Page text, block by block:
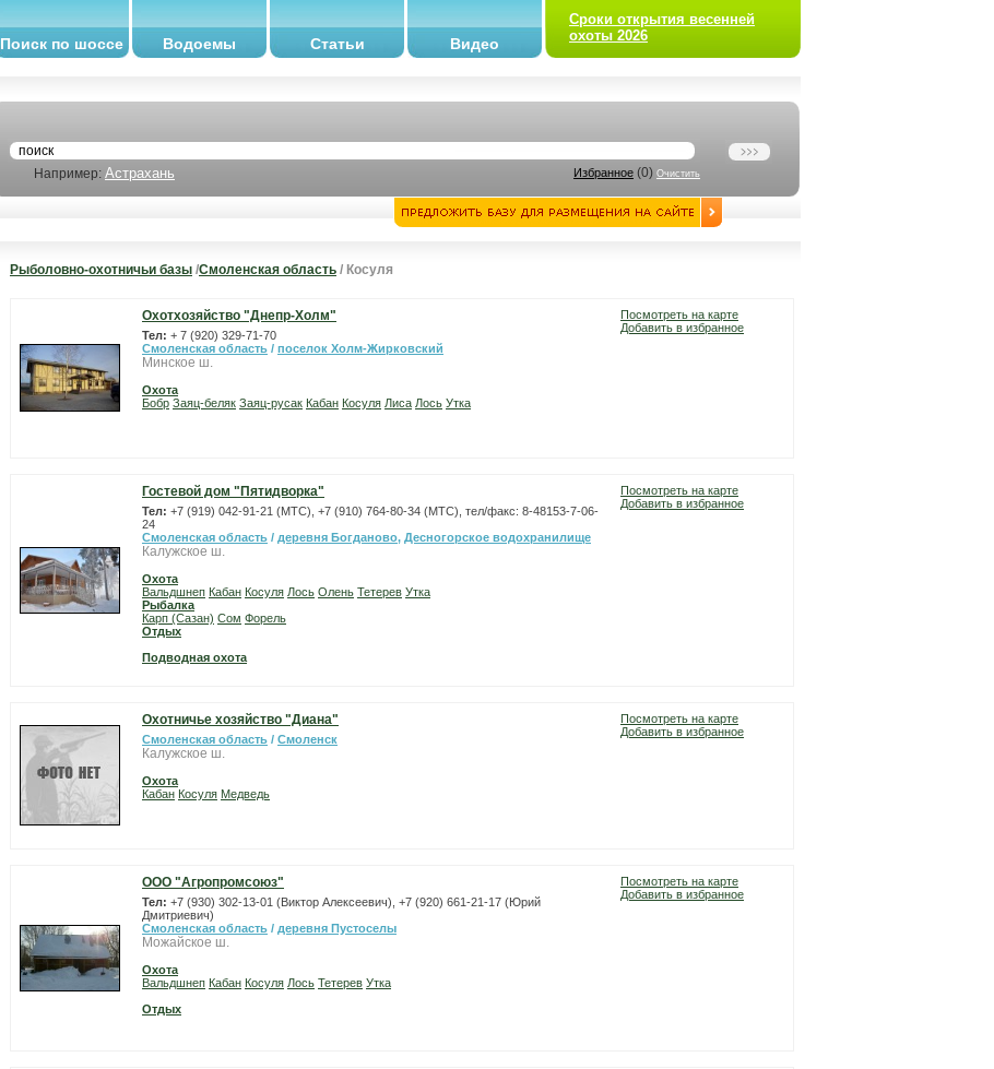
Поиск по шоссе Водоемы Статьи Видео
Сроки открытия весенней
охоты 2026
Например: Астрахань Избранное (0) Очистить
Рыболовно-охотничьи базы /Смоленская область / Косуля
Охотхозяйство "Днепр-Холм"
Тел: + 7 (920) 329-71-70
Смоленская область / поселок Холм-Жирковский
Минское ш.
Охота
Бобр Заяц-беляк Заяц-русак Кабан Косуля Лиса Лось Утка
Посмотреть на карте
Добавить в избранное
Гостевой дом "Пятидворка"
Тел: +7 (919) 042-91-21 (МТС), +7 (910) 764-80-34 (МТС), тел/факс: 8-48153-7-06-
24
Смоленская область / деревня Богданово, Десногорское водохранилище
Калужское ш.
Охота
Вальдшнеп Кабан Косуля Лось Олень Тетерев Утка
Рыбалка
Карп (Сазан) Сом Форель
Отдых
Подводная охота
Посмотреть на карте
Добавить в избранное
Охотничье хозяйство "Диана"
Смоленская область / Смоленск
Калужское ш.
Охота
Кабан Косуля Медведь
Посмотреть на карте
Добавить в избранное
ООО "Агропромсоюз"
Тел: +7 (930) 302-13-01 (Виктор Алексеевич), +7 (920) 661-21-17 (Юрий
Дмитриевич)
Смоленская область / деревня Пустоселы
Можайское ш.
Охота
Вальдшнеп Кабан Косуля Лось Тетерев Утка
Отдых
Посмотреть на карте
Добавить в избранное